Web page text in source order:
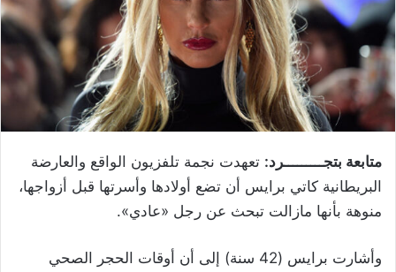
متابعة بتجـــــــــرد: تعهدت نجمة تلفزيون الواقع والعارضة
البريطانية كاتي برايس أن تضع أولادها وأسرتها قبل أزواجها،
منوهة بأنها مازالت تبحث عن رجل «عادي».
وأشارت برايس (42 سنة) إلى أن أوقات الحجر الصحي